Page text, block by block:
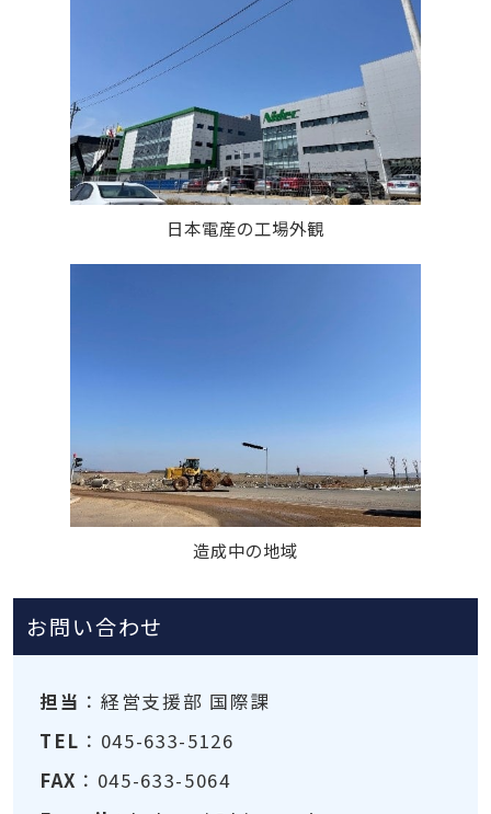
日本電産の工場外観
造成中の地域
お問い合わせ
担当 ：経営支援部 国際課
TEL ：045-633-5126
FAX ：045-633-5064